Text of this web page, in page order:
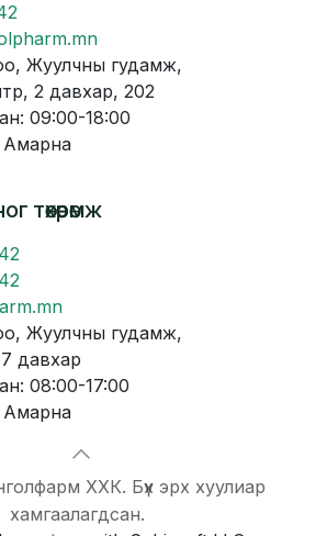
Жуулчны гудамж,
2 давхар, 202
09:00-18:00
төхөөрөмж
Жуулчны гудамж,
давхар
08:00-17:00
ХХК. Бүх эрх хуулиар
хамгаалагдсан.